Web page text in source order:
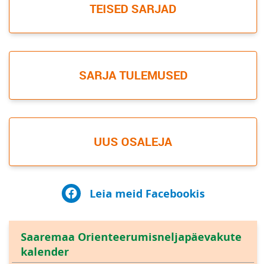
TEISED SARJAD
SARJA TULEMUSED
UUS OSALEJA
Leia meid Facebookis
Saaremaa Orienteerumisneljapäevakute
kalender